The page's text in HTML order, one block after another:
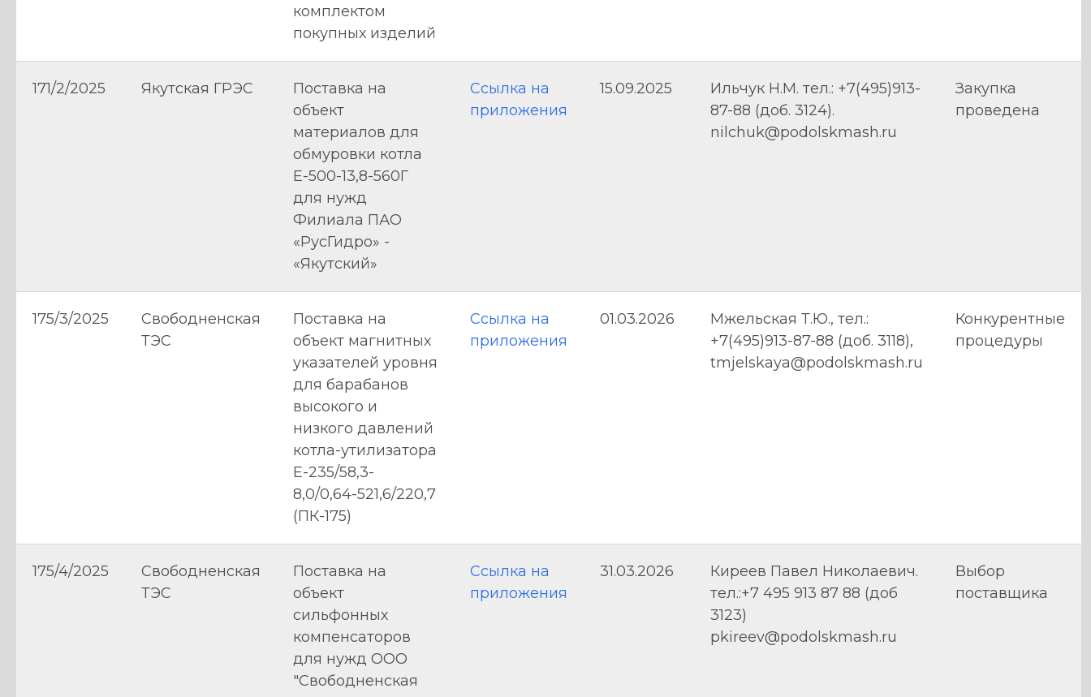
комплектом
покупных изделий
171/2/2025 Якутская ГРЭС
Поставка на
объект
материалов для
обмуровки котла
Е-500-13,8-560Г
для нужд
Филиала ПАО
«РусГидро» -
«Якутский»
Ссылка на
приложения
15.09.2025
Ильчук Н.М. тел.: +7(495)913-
87-88 (доб. 3124).
nilchuk@podolskmash.ru
Закупка
проведена
175/3/2025
Свободненская
ТЭС
Поставка на
объект магнитных
указателей уровня
для барабанов
высокого и
низкого давлений
котла-утилизатора
Е-235/58,3-
8,0/0,64-521,6/220,7
(ПК-175)
Ссылка на
приложения
01.03.2026
Мжельская Т.Ю., тел.:
+7(495)913-87-88 (доб. 3118),
tmjelskaya@podolskmash.ru
Конкурентные
процедуры
175/4/2025
Свободненская
ТЭС
Поставка на
объект
сильфонных
компенсаторов
для нужд ООО
"Свободненская
Ссылка на
приложения
31.03.2026
Киреев Павел Николаевич.
тел.:+7 495 913 87 88 (доб
3123)
pkireev@podolskmash.ru
Выбор
поставщика